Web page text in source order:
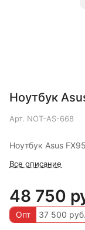
Ноутбук
Арт. NOT-AS-668
Ноутбук Asus
Все описание
48 750
Опт 37 500 руб.